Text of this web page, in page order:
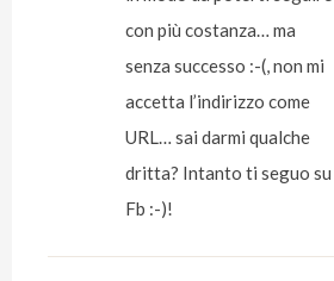
con più costanza… ma
senza successo :-(, non mi
accetta l’indirizzo come
URL… sai darmi qualche
dritta? Intanto ti seguo su
Fb :-)!